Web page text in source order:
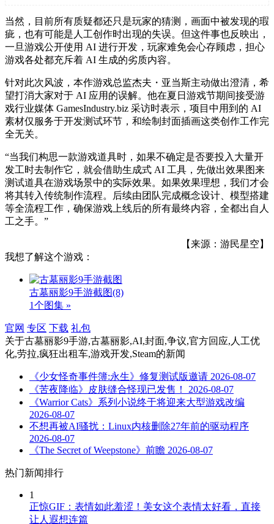
当然，目前所有质疑都还只是玩家的猜测，画面中被发现的瑕
疵，也有可能是人工创作时出现的失误。但这件事也反映出，
一旦游戏公开使用 AI 进行开发，玩家难免会心存顾虑，担心
游戏各处都充斥着 AI 生成的劣质内容。
针对此次风波，本作游戏总监杰夫・亚当斯主动做出澄清，希
望打消大家对于 AI 应用的误解。他在夏日游戏节期间接受游
戏行业媒体 GamesIndustry.biz 采访时表示，项目中用到的 AI
素材仅服务于开发测试环节，和绘制封面插画这类创作工作完
全无关。
“当我们构思一款游戏道具时，如果不确定是否要投入大量开
发工时去制作它，就会借助生成式 AI 工具，先做出效果图来
测试道具在游戏场景中的实际效果。如果效果理想，我们才会
将其转入传统制作流程。后续由团队完成概念设计、模型搭建
等全流程工作，确保游戏上线后的所有最终内容，全都出自人
工之手。”
【来源：游民星空】
我想了解这个游戏：
古墓丽影9手游截图(8)
1个图集 »
官网 专区 下载 礼包
关于古墓丽影9手游,古墓丽影,AI,封面,争议,官方回应,人工优
化,劳拉,疯狂出租车,游戏开发,Steam的新闻
《少女怪奇事件簿:永生》修复测试版邀请 2026-08-07
《苦夜降临》皮肤缝合怪现已发售！
2026-08-07
《Warrior Cats》系列小说终于将迎来大型游戏改编
2026-08-07
不想再被AI骚扰：Linux内核删除27年前的驱动程序
2026-08-07
《The Secret of Weepstone》前瞻 2026-08-07
热门新闻排行
1
正惊GIF：表情如此羞涩！美女这个表情太好看，直接
让人遐想连篇